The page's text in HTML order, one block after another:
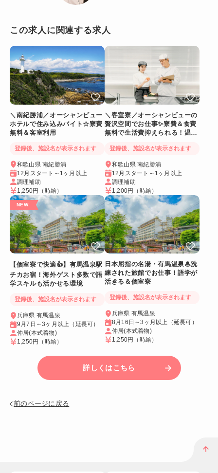
この求人に関連する求人
＼南紀勝浦／オーシャンビュー
ホテルで住み込みバイト☆寮費
無料＆客室利用
登録後、施設名が表示されます
和歌山県 南紀勝浦
12月スタート～1ヶ月以上
調理補助
1,250円 （時給）
＼客室寮／オーシャンビューの
贅沢空間でお仕事✨寮費＆食費
無料で生活費抑えられる！温泉
登録後、施設名が表示されます
和歌山県 南紀勝浦
12月スタート～1ヶ月以上
調理補助
1,200円 （時給）
【個室寮で快適👍】有馬温泉駅
チカお宿！海外ゲスト多数で語
学スキルも活かせる環境
登録後、施設名が表示されます
兵庫県 有馬温泉
9月7日～3ヶ月以上（延長可）
仲居(本式着物)
1,250円
（時給）
日本屈指の名湯・有馬温泉♨洗
練された旅館でお仕事！語学が
活きる＆個室寮
登録後、施設名が表示されます
兵庫県 有馬温泉
8月16日～3ヶ月以上（延長可）
仲居(本式着物)
1,250円
（時給）
詳しくはこちら
前のページに戻る